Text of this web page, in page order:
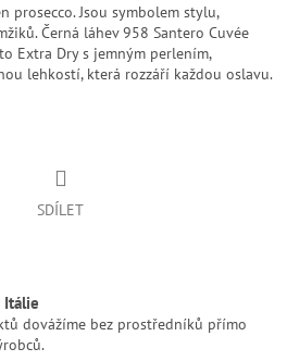
prosecco. Jsou symbolem stylu,
Černá láhev 958 Santero Cuvée
Extra Dry s jemným perlením,
lehkostí, která rozzáří každou oslavu.
SDÍLET
Itálie
dovážíme bez prostředníků přímo